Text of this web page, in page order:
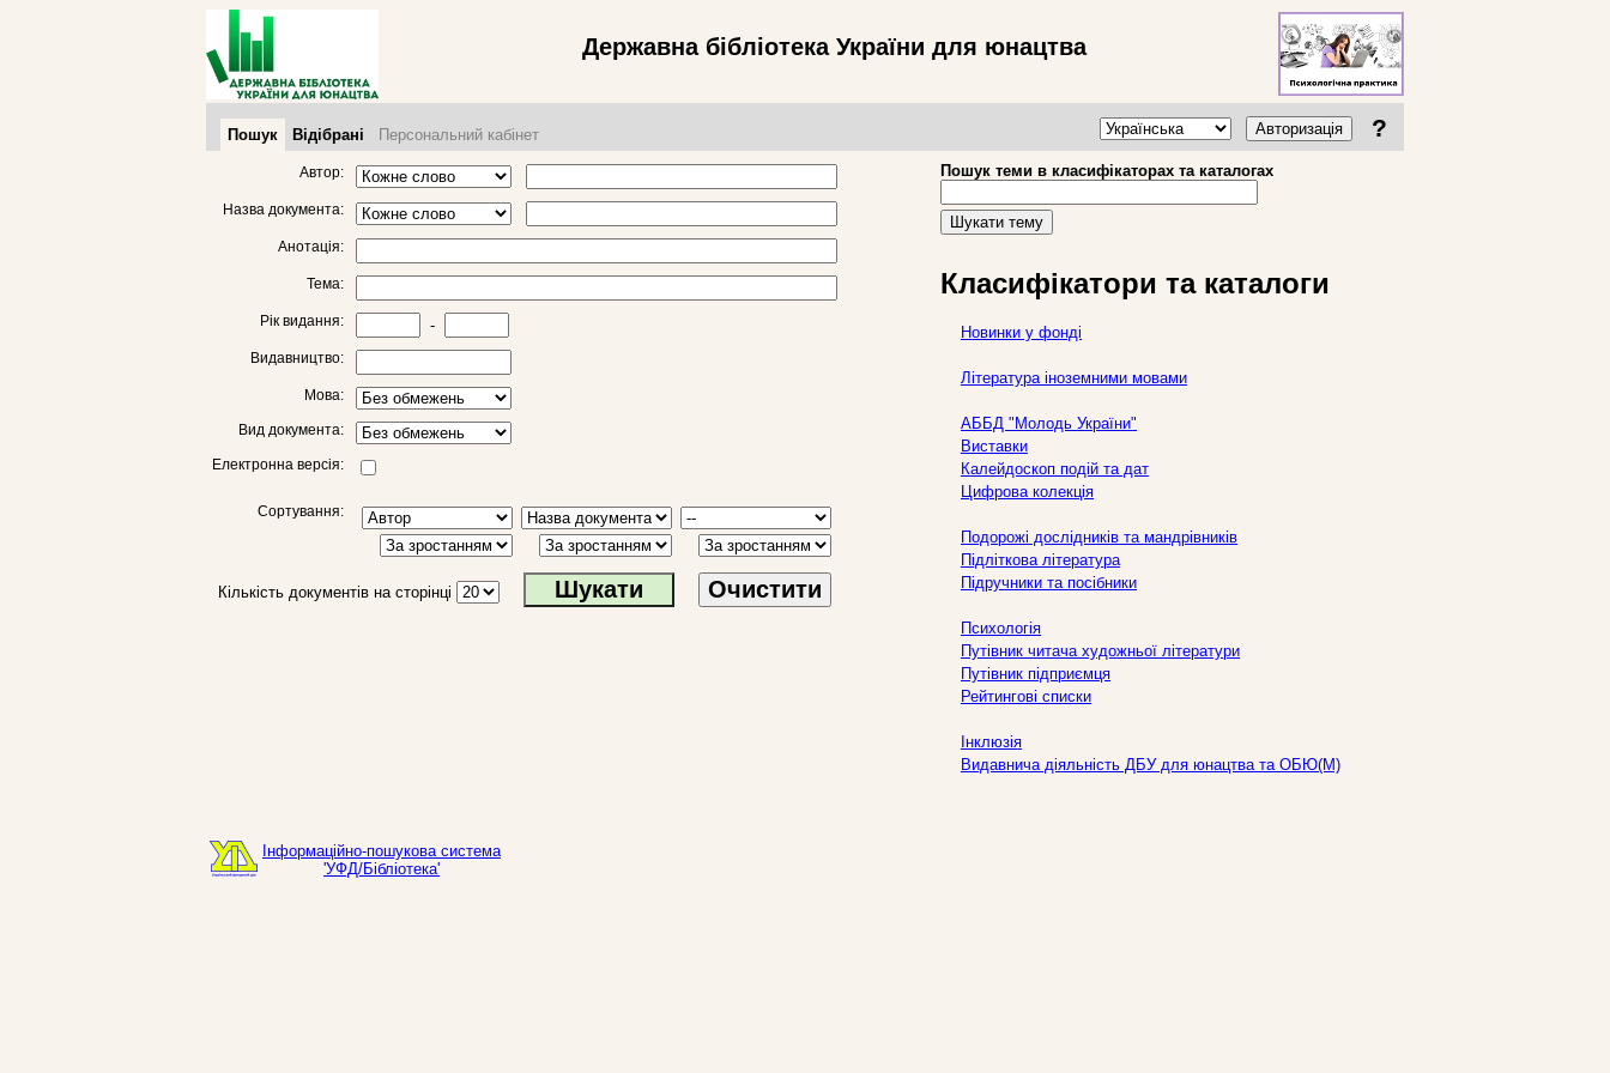
Державна бібліотека України для юнацтва
Пошук Відібрані Персональний кабінет Авторизація ?
Автор:
Назва документа:
Анотація:
Тема:
Рік видання: -
Видавництво:
Мова:
Вид документа:
Електронна версія:
Сортування:
Кількість документів на сторінці Очистити
Пошук теми в класифікаторах та каталогах
Шукати тему
Класифікатори та каталоги
Новинки у фонді
Література іноземними мовами
АББД "Молодь України"
Виставки
Калейдоскоп подій та дат
Цифрова колекція
Подорожі дослідників та мандрівників
Підліткова література
Підручники та посібники
Психологія
Путівник читача художньої літератури
Путівник підприємця
Рейтингові списки
Інклюзія
Видавнича діяльність ДБУ для юнацтва та ОБЮ(М)
Інформаційно-пошукова система
'УФД/Бібліотека'